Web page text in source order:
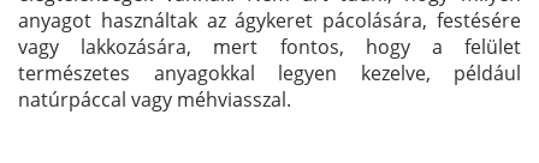
anyagot használtak az ágykeret pácolására, festésére
vagy lakkozására, mert fontos, hogy a felület
természetes anyagokkal legyen kezelve, például
natúrpáccal vagy méhviasszal.